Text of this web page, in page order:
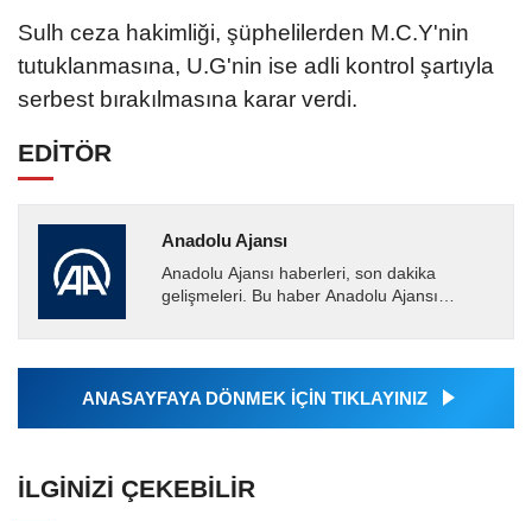
Sulh ceza hakimliği, şüphelilerden M.C.Y'nin
tutuklanmasına, U.G'nin ise adli kontrol şartıyla
serbest bırakılmasına karar verdi.
EDİTÖR
Anadolu Ajansı
Anadolu Ajansı haberleri, son dakika
gelişmeleri. Bu haber Anadolu Ajansı
tarafından geçilen tüm...
ANASAYFAYA DÖNMEK İÇİN TIKLAYINIZ
İLGINIZI ÇEKEBILIR